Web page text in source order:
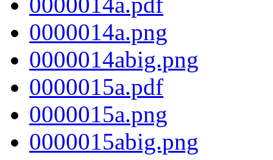
0000014a.png
0000014abig.png
0000015a.pdf
0000015a.png
0000015abig.png